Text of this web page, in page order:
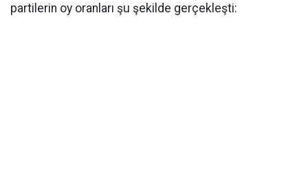
partilerin oy oranları şu şekilde gerçekleşti: